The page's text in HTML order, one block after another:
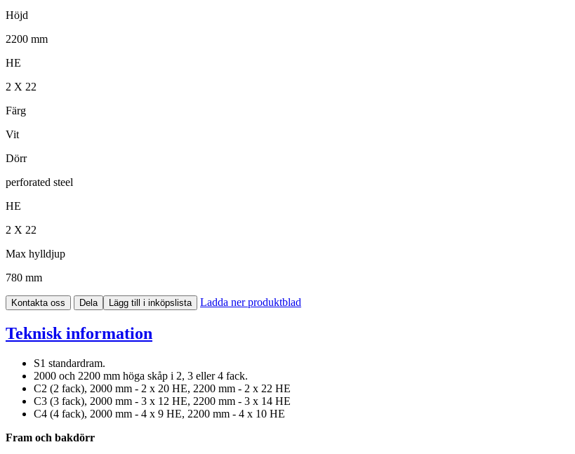
Höjd
2200 mm
HE
2 X 22
Färg
Vit
Dörr
perforated steel
HE
2 X 22
Max hylldjup
780 mm
Kontakta oss Dela Lägg till i inköpslista Ladda ner produktblad
Teknisk information
S1 standardram.
2000 och 2200 mm höga skåp i 2, 3 eller 4 fack.
C2 (2 fack), 2000 mm - 2 x 20 HE, 2200 mm - 2 x 22 HE
C3 (3 fack), 2000 mm - 3 x 12 HE, 2200 mm - 3 x 14 HE
C4 (4 fack), 2000 mm - 4 x 9 HE, 2200 mm - 4 x 10 HE
Fram och bakdörr